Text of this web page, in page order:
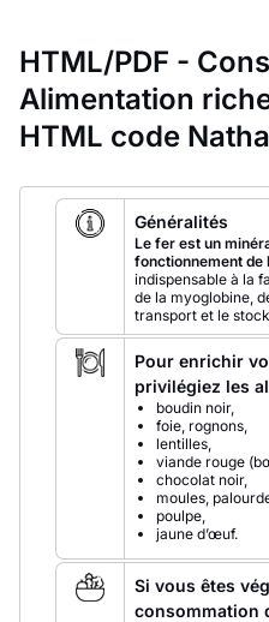
HTML/PDF -
Alimentation
HTML code
Généralités
Le fer est un
fonctionnement de
indispensable à la
de la myoglobine,
transport et le
Pour enrichir
privilégiez les
boudin noir,
foie, rognons,
lentilles,
viande rouge
chocolat noir,
moules,
poulpe,
jaune d’œuf.
Si vous êtes
consommation